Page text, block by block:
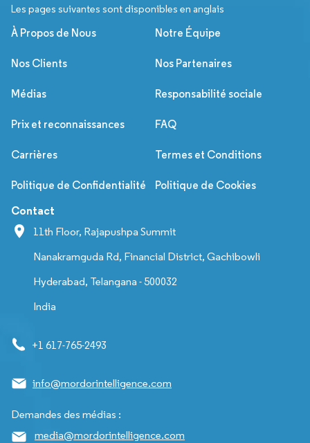
Les pages suivantes sont disponibles en anglais
À Propos de Nous Notre Équipe
Nos Clients Nos Partenaires
Médias Responsabilité sociale
Prix et reconnaissances FAQ
Carrières Termes et Conditions
Politique de Confidentialité Politique de Cookies
Contact
11th Floor, Rajapushpa Summit
Nanakramguda Rd, Financial District, Gachibowli
Hyderabad, Telangana - 500032
India
+1 617-765-2493
info@mordorintelligence.com
Demandes des médias :
media@mordorintelligence.com